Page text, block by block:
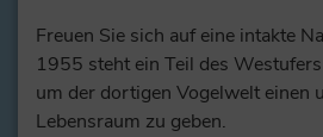
Freuen Sie sich auf eine intakte
1955 steht ein Teil des
um der dortigen Vogelwelt einen
Lebensraum zu geben.